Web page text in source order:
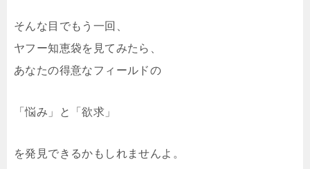
そんな目でもう一回、
ヤフー知恵袋を見てみたら、
あなたの得意なフィールドの
「悩み」と「欲求」
を発見できるかもしれませんよ。